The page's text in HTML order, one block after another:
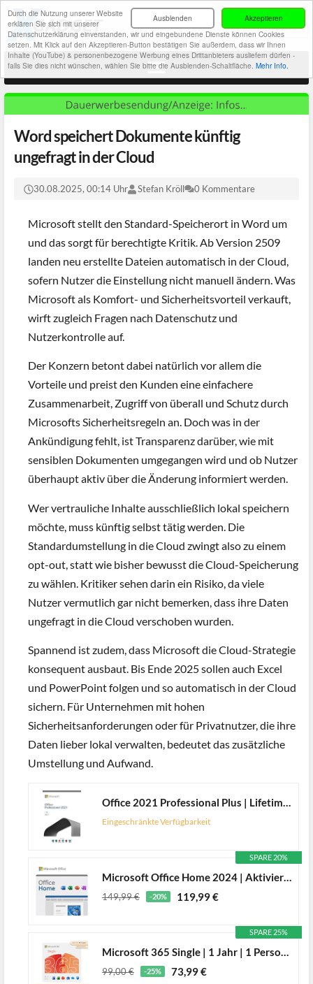
Akzeptieren
Ausblenden
Durch die Nutzung unserer Website
erklären Sie sich mit unserer
Datenschutzerklärung einverstanden, wir und eingebundene Dienste können Cookies
setzen. Mit Klick auf den Akzeptieren-Button bestätigen Sie außerdem, dass wir Ihnen
Inhalte (YouTube) & personenbezogene Werbung eines Drittanbieters ausliefern dürfen -
falls Sie dies nicht wünschen, wählen Sie bitte die Ausblenden-Schaltfläche. Mehr Info.
Word speichert Dokumente künftig
ungefragt in der Cloud
30.08.2025, 00:14 Uhr Stefan Kröll 0 Kommentare
Microsoft stellt den Standard-Speicherort in Word um
und das sorgt für berechtigte Kritik. Ab Version 2509
landen neu erstellte Dateien automatisch in der Cloud,
sofern Nutzer die Einstellung nicht manuell ändern. Was
Microsoft als Komfort- und Sicherheitsvorteil verkauft,
wirft zugleich Fragen nach Datenschutz und
Nutzerkontrolle auf.
Der Konzern betont dabei natürlich vor allem die
Vorteile und preist den Kunden eine einfachere
Zusammenarbeit, Zugriff von überall und Schutz durch
Microsofts Sicherheitsregeln an. Doch was in der
Ankündigung fehlt, ist Transparenz darüber, wie mit
sensiblen Dokumenten umgegangen wird und ob Nutzer
überhaupt aktiv über die Änderung informiert werden.
Wer vertrauliche Inhalte ausschließlich lokal speichern
möchte, muss künftig selbst tätig werden. Die
Standardumstellung in die Cloud zwingt also zu einem
opt-out, statt wie bisher bewusst die Cloud-Speicherung
zu wählen. Kritiker sehen darin ein Risiko, da viele
Nutzer vermutlich gar nicht bemerken, dass ihre Daten
ungefragt in die Cloud verschoben wurden.
Spannend ist zudem, dass Microsoft die Cloud-Strategie
konsequent ausbaut. Bis Ende 2025 sollen auch Excel
und PowerPoint folgen und so automatisch in der Cloud
sichern. Für Unternehmen mit hohen
Sicherheitsanforderungen oder für Privatnutzer, die ihre
Daten lieber lokal verwalten, bedeutet das zusätzliche
Umstellung und Aufwand.
Eingeschränkte Verfügbarkeit
SPARE 20%
149,99 € -20% 119,99 €
SPARE 25%
99,00 € -25% 73,99 €